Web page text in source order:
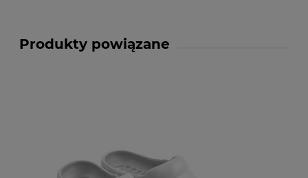
Produkty powiązane